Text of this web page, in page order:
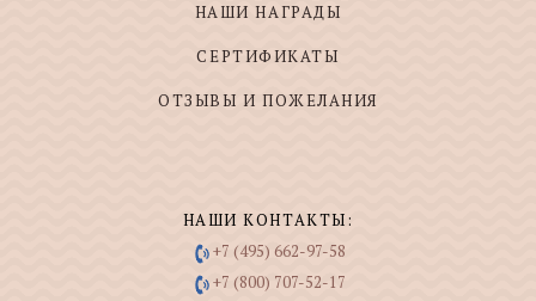
НАШИ НАГРАДЫ
СЕРТИФИКАТЫ
ОТЗЫВЫ И ПОЖЕЛАНИЯ
НАШИ КОНТАКТЫ:
+7 (495) 662-97-58
+7 (800) 707-52-17